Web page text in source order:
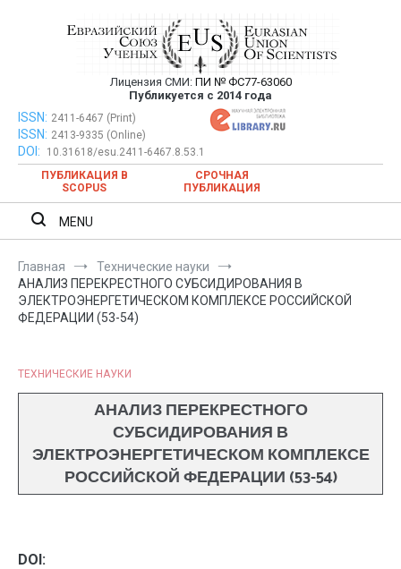
Евразийский Союз Ученых —
публикация научных статей в
ежемесячном научном журнале
Лицензия СМИ: ПИ № ФС77-63060
Публикуется с 2014 года
Евразийский Союз Ученых — публикация научных статей в
ежемесячном научном журнале
ISSN: 2411-6467 (Print)
ISSN: 2413-9335 (Online)
DOI:
10.31618/esu.2411-6467.8.53.1
ПУБЛИКАЦИЯ В
SCOPUS
СРОЧНАЯ
ПУБЛИКАЦИЯ
MENU
Главная
Технические науки
АНАЛИЗ ПЕРЕКРЕСТНОГО СУБСИДИРОВАНИЯ В
ЭЛЕКТРОЭНЕРГЕТИЧЕСКОМ КОМПЛЕКСЕ РОССИЙСКОЙ
ФЕДЕРАЦИИ (53-54)
ТЕХНИЧЕСКИЕ НАУКИ
АНАЛИЗ ПЕРЕКРЕСТНОГО
СУБСИДИРОВАНИЯ В
ЭЛЕКТРОЭНЕРГЕТИЧЕСКОМ КОМПЛЕКСЕ
РОССИЙСКОЙ ФЕДЕРАЦИИ (53-54)
DOI: